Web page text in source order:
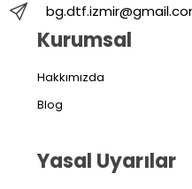
Kurumsal
Hakkımızda
Blog
Yasal Uyarılar